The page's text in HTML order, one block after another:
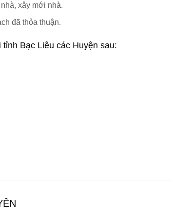
xây mới nhà.
đã thỏa thuận.
Bạc Liêu các Huyện sau: